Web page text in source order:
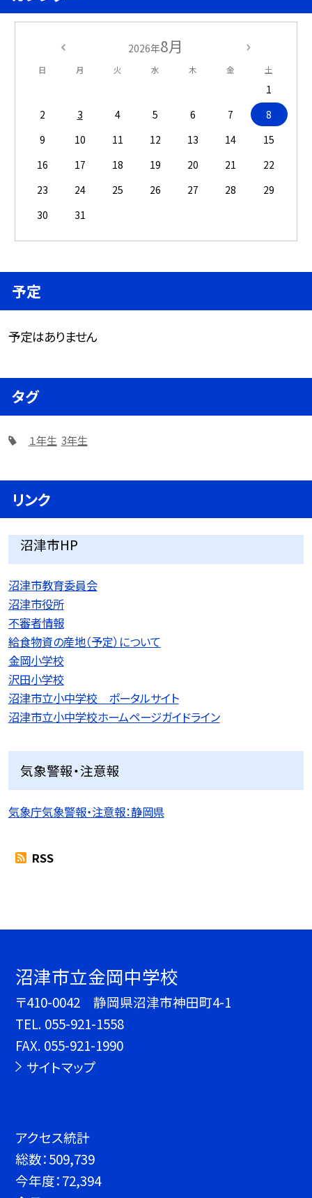
2026年8月
日 月 火 水 木 金 土
1
2
3 4 5 6 7
8
9
10 11 12 13 14
15
16
17 18 19 20 21
22
23
24 25 26 27 28
29
30
31
予定
予定はありません
タグ
１年生 3年生
リンク
沼津市HP
沼津市教育委員会
沼津市役所
不審者情報
給食物資の産地（予定）について
金岡小学校
沢田小学校
沼津市立小中学校 ポータルサイト
沼津市立小中学校ホームページガイドライン
気象警報・注意報
気象庁気象警報・注意報：静岡県
RSS
沼津市立金岡中学校
〒410-0042 静岡県沼津市神田町4-1
TEL. 055-921-1558
FAX. 055-921-1990
サイトマップ
アクセス統計
総数：509,739
今年度：72,394